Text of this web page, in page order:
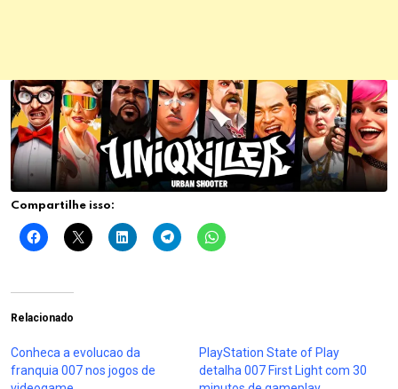
Compartilhe isso:
Relacionado
Conheca a evolucao da
franquia 007 nos jogos de
PlayStation State of Play
detalha 007 First Light com 30